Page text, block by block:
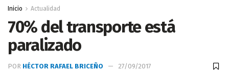
Inicio Actualidad
70% del transporte está
paralizado
POR HÉCTOR RAFAEL BRICEÑO 27/09/2017